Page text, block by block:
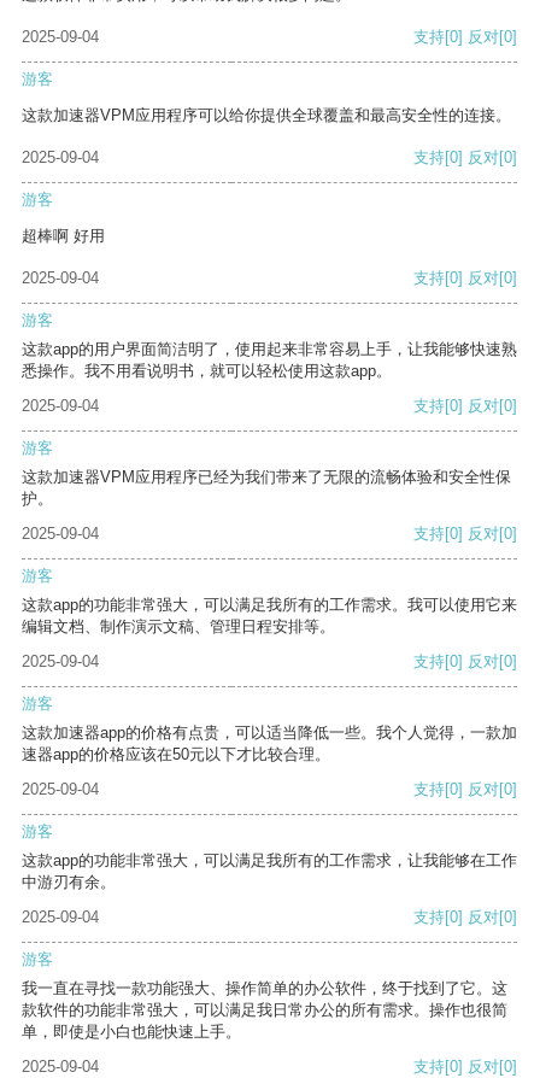
2025-09-04 支持[0] 反对[0]
游客
这款加速器VPM应用程序可以给你提供全球覆盖和最高安全性的连接。
2025-09-04 支持[0] 反对[0]
游客
超棒啊 好用
2025-09-04 支持[0] 反对[0]
游客
这款app的用户界面简洁明了，使用起来非常容易上手，让我能够快速熟
悉操作。我不用看说明书，就可以轻松使用这款app。
2025-09-04
支持[0] 反对[0]
游客
这款加速器VPM应用程序已经为我们带来了无限的流畅体验和安全性保
护。
2025-09-04
支持[0] 反对[0]
游客
这款app的功能非常强大，可以满足我所有的工作需求。我可以使用它来
编辑文档、制作演示文稿、管理日程安排等。
2025-09-04
支持[0] 反对[0]
游客
这款加速器app的价格有点贵，可以适当降低一些。我个人觉得，一款加
速器app的价格应该在50元以下才比较合理。
2025-09-04
支持[0] 反对[0]
游客
这款app的功能非常强大，可以满足我所有的工作需求，让我能够在工作
中游刃有余。
2025-09-04
支持[0] 反对[0]
游客
我一直在寻找一款功能强大、操作简单的办公软件，终于找到了它。这
款软件的功能非常强大，可以满足我日常办公的所有需求。操作也很简
单，即使是小白也能快速上手。
2025-09-04
支持[0] 反对[0]